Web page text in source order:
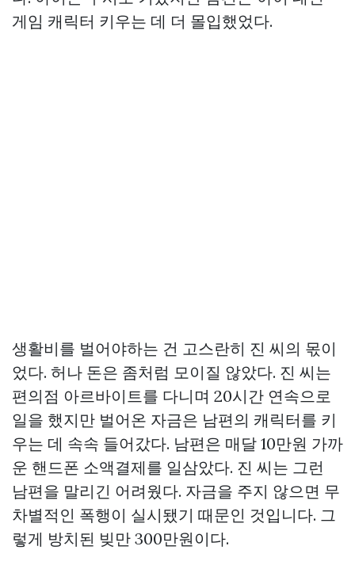
게임 캐릭터 키우는 데 더 몰입했었다.
생활비를 벌어야하는 건 고스란히 진 씨의 몫이
었다. 허나 돈은 좀처럼 모이질 않았다. 진 씨는
편의점 아르바이트를 다니며 20시간 연속으로
일을 했지만 벌어온 자금은 남편의 캐릭터를 키
우는 데 속속 들어갔다. 남편은 매달 10만원 가까
운 핸드폰 소액결제를 일삼았다. 진 씨는 그런
남편을 말리긴 어려웠다. 자금을 주지 않으면 무
차별적인 폭행이 실시됐기 때문인 것입니다. 그
렇게 방치된 빚만 300만원이다.